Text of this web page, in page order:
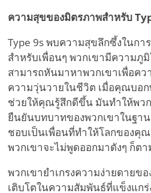
ความสุขของมิตรภาพสำหรับ
Type 9s พบความสุขลึกซึ้งในกา
สำหรับเพื่อนๆ พวกเขามีความภู
สามารถหันมาหาพวกเขาเพื่อค
ความวุ่นวายในชีวิต เมื่อคุณบอก
ช่วยให้คุณรู้สึกดีขึ้น มันทำให้พว
ยืนยันบทบาทของพวกเขาในฐา
ชอบเป็นเพื่อนที่ทำให้โลกของคุ
พวกเขาจะไม่พูดออกมาดังๆ ก็ตา
พวกเขายำเกรงความง่ายดายข
เติบโตในความสัมพันธ์ที่แข็งแก